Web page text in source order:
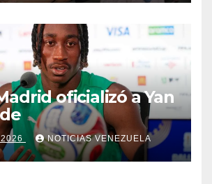
oficializó a Yan
NOTICIAS VENEZUELA